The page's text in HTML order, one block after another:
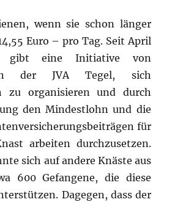
wenn sie schon länger
Euro – pro Tag. Seit April
gibt eine Initiative von
in der JVA Tegel, sich
zu organisieren und durch
den Mindestlohn und die
für
arbeiten durchzusetzen.
sich auf andere Knäste aus
600 Gefangene, die diese
Dagegen, dass der